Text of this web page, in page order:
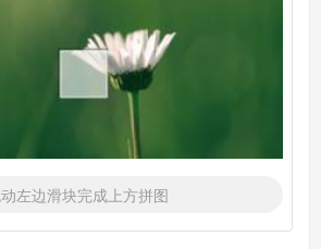
左边滑块完成上方拼图